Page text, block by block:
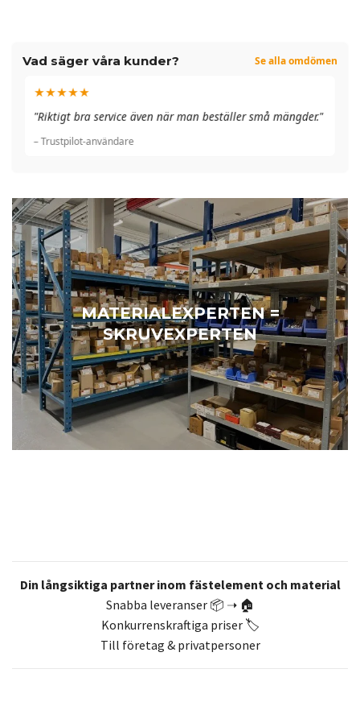
Vad säger våra kunder? Se alla omdömen
★★★★★
"Riktigt bra service även när man beställer små mängder."
– Trustpilot-användare
MATERIALEXPERTEN =
SKRUVEXPERTEN
Din långsiktiga partner inom fästelement och material
Snabba leveranser 📦 ➝ 🏠
Konkurrenskraftiga priser 🏷️
Till företag & privatpersoner